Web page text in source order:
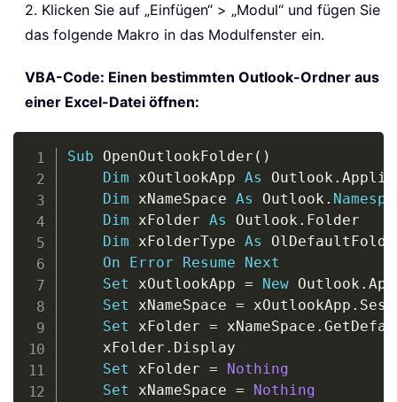
2. Klicken Sie auf „Einfügen“ > „Modul“ und fügen Sie
das folgende Makro in das Modulfenster ein.
VBA-Code: Einen bestimmten Outlook-Ordner aus
einer Excel-Datei öffnen:
Sub OpenOutlookFolder ( )
Dim xOutlookApp As Outlook .
Dim xNameSpace As Outlook .
Dim xFolder As Outlook . Folder
Dim xFolderType As
On
Error Resume
Next
Set xOutlookApp = New Outlook .
Set xNameSpace = xOutlookApp .
Set xFolder = xNameSpace .
    xFolder
. Display
Set xFolder =
Nothing
Set xNameSpace =
Nothing